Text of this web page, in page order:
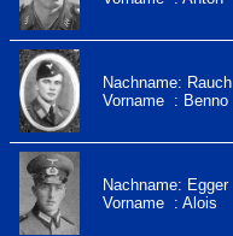
Nachname: Rauch
Vorname : Benno
Nachname: Egger
Vorname : Alois